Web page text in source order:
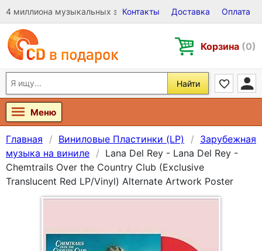
4 миллиона музыкальных записей на Виниле, CD и DVD
Контакты Доставка Оплата
Корзина (0)
Найти
Меню
Главная Виниловые Пластинки (LP)
Зарубежная
музыка на виниле
Lana Del Rey - Lana Del Rey -
Chemtrails Over the Country Club (Exclusive
Translucent Red LP/Vinyl) Alternate Artwork Poster